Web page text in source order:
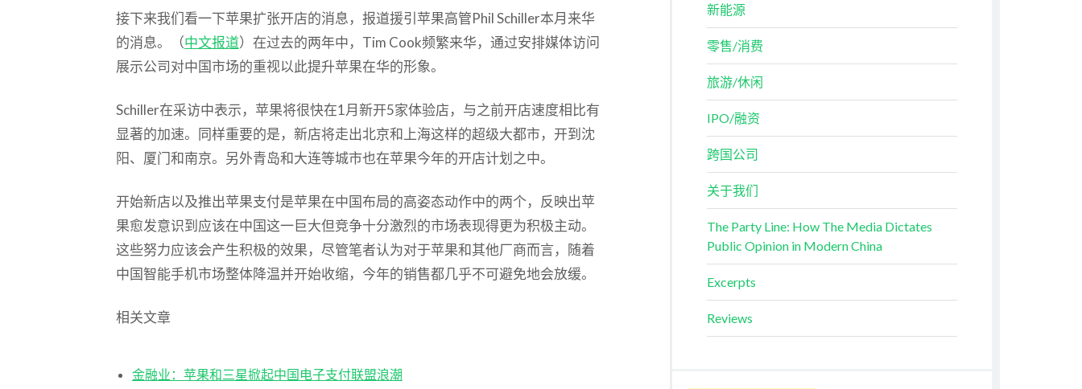
接下来我们看一下苹果扩张开店的消息，报道援引苹果高管Phil Schiller本月来华
的消息。（中文报道）在过去的两年中，Tim Cook频繁来华，通过安排媒体访问
展示公司对中国市场的重视以此提升苹果在华的形象。
Schiller在采访中表示，苹果将很快在1月新开5家体验店，与之前开店速度相比有
显著的加速。同样重要的是，新店将走出北京和上海这样的超级大都市，开到沈
阳、厦门和南京。另外青岛和大连等城市也在苹果今年的开店计划之中。
开始新店以及推出苹果支付是苹果在中国布局的高姿态动作中的两个，反映出苹
果愈发意识到应该在中国这一巨大但竞争十分激烈的市场表现得更为积极主动。
这些努力应该会产生积极的效果，尽管笔者认为对于苹果和其他厂商而言，随着
中国智能手机市场整体降温并开始收缩，今年的销售都几乎不可避免地会放缓。
相关文章
金融业：苹果和三星掀起中国电子支付联盟浪潮
新能源
零售/消费
旅游/休闲
IPO/融资
跨国公司
关于我们
The Party Line: How The Media Dictates
Public Opinion in Modern China
Excerpts
Reviews